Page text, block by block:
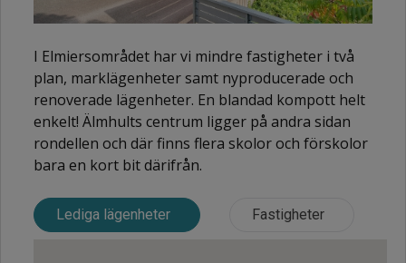
I Elmiersområdet har vi mindre fastigheter i två
plan, marklägenheter samt nyproducerade och
renoverade lägenheter. En blandad kompott helt
enkelt! Älmhults centrum ligger på andra sidan
rondellen och där finns flera skolor och förskolor
bara en kort bit därifrån.
Lediga lägenheter Fastigheter